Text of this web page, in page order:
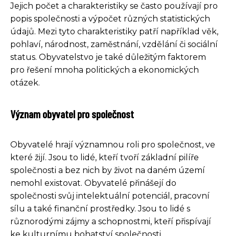
Jejich počet a charakteristiky se často používají pro
popis společnosti a výpočet různých statistických
údajů. Mezi tyto charakteristiky patří například věk,
pohlaví, národnost, zaměstnání, vzdělání či sociální
status. Obyvatelstvo je také důležitým faktorem
pro řešení mnoha politických a ekonomických
otázek.
Význam obyvatel pro společnost
Obyvatelé hrají významnou roli pro společnost, ve
které žijí. Jsou to lidé, kteří tvoří základní pilíře
společnosti a bez nich by život na daném území
nemohl existovat. Obyvatelé přinášejí do
společnosti svůj intelektuální potenciál, pracovní
sílu a také finanční prostředky. Jsou to lidé s
různorodými zájmy a schopnostmi, kteří přispívají
ke kulturnímu bohatství společnosti.